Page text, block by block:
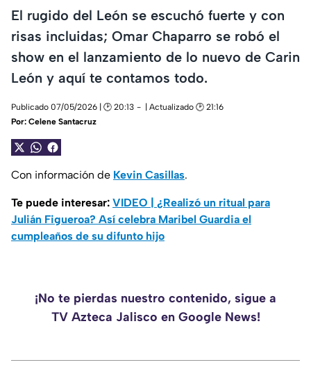
El rugido del León se escuchó fuerte y con
risas incluidas; Omar Chaparro se robó el
show en el lanzamiento de lo nuevo de Carin
León y aquí te contamos todo.
Publicado 07/05/2026 | 🕑 20:13
| Actualizado 🕑 21:16
Por: Celene Santacruz
Con información de Kevin Casillas.
Te puede interesar: VIDEO | ¿Realizó un ritual para
Julián Figueroa? Así celebra Maribel Guardia el
cumpleaños de su difunto hijo
¡No te pierdas nuestro contenido, sigue a
TV Azteca Jalisco en Google News!